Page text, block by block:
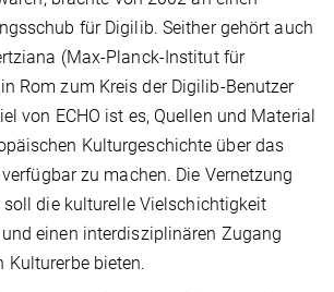
für Digilib. Seither gehört auch
(Max-Planck-Institut für
Rom zum Kreis der Digilib-Benutzer
von ECHO ist es, Quellen und Material
Kulturgeschichte über das
zu machen. Die Vernetzung
die kulturelle Vielschichtigkeit
einen interdisziplinären Zugang
Kulturerbe bieten.